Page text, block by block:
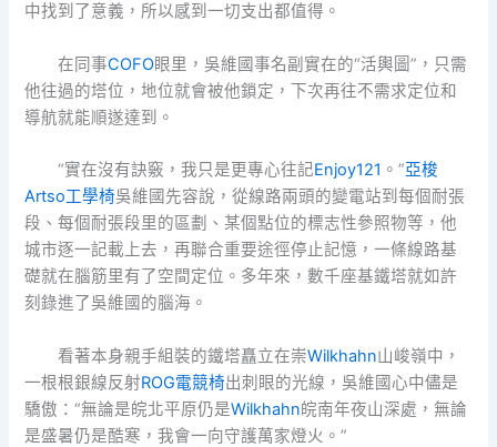
中找到了意義，所以感到一切支出都值得。
在同事COFO眼里，吳維國事名副實在的“活輿圖”，只需
他往過的塔位，地位就會被他鎖定，下次再往不需求定位和
導航就能順遂達到。
“實在沒有訣竅，我只是更專心往記Enjoy121 。”亞梭
Artso工學椅吳維國先容說，從線路兩頭的變電站到每個耐張
段、每個耐張段里的區劃、某個點位的標志性參照物等，他
城市逐一記載上去，再聯合重要途徑停止記憶，一條線路基
礎就在腦筋里有了空間定位。多年來，數千座基鐵塔就如許
刻錄進了吳維國的腦海。
看著本身親手組裝的鐵塔矗立在崇Wilkhahn山峻嶺中，
一根根銀線反射ROG電競椅出刺眼的光線，吳維國心中儘是
驕傲：“無論是皖北平原仍是Wilkhahn皖南年夜山深處，無論
是盛暑仍是酷寒，我會一向守護萬家燈火。”